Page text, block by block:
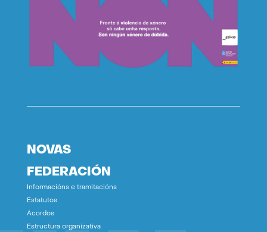
NOVAS
FEDERACIÓN
Informacións e tramitacións
Estatutos
Acordos
Estructura organizativa